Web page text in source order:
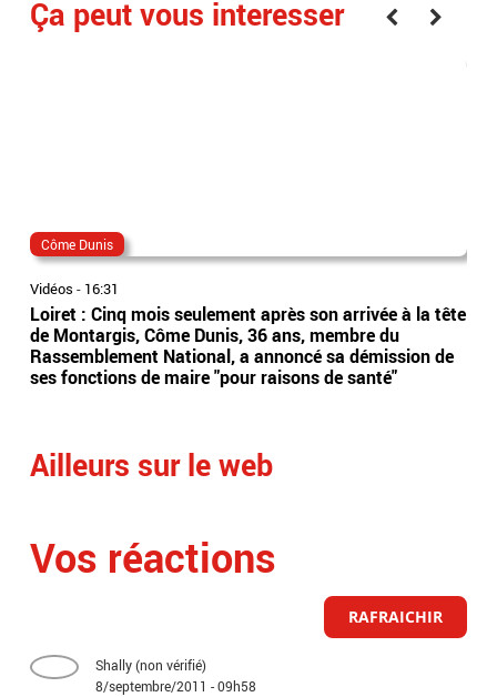
Ça peut vous interesser
Côme Dunis
Vidéos - 16:31
Loiret : Cinq mois seulement après son arrivée à la tête
de Montargis, Côme Dunis, 36 ans, membre du
Rassemblement National, a annoncé sa démission de
ses fonctions de maire "pour raisons de santé"
Ailleurs sur le web
Vos réactions
RAFRAICHIR
Shally (non vérifié)
8/septembre/2011 - 09h58